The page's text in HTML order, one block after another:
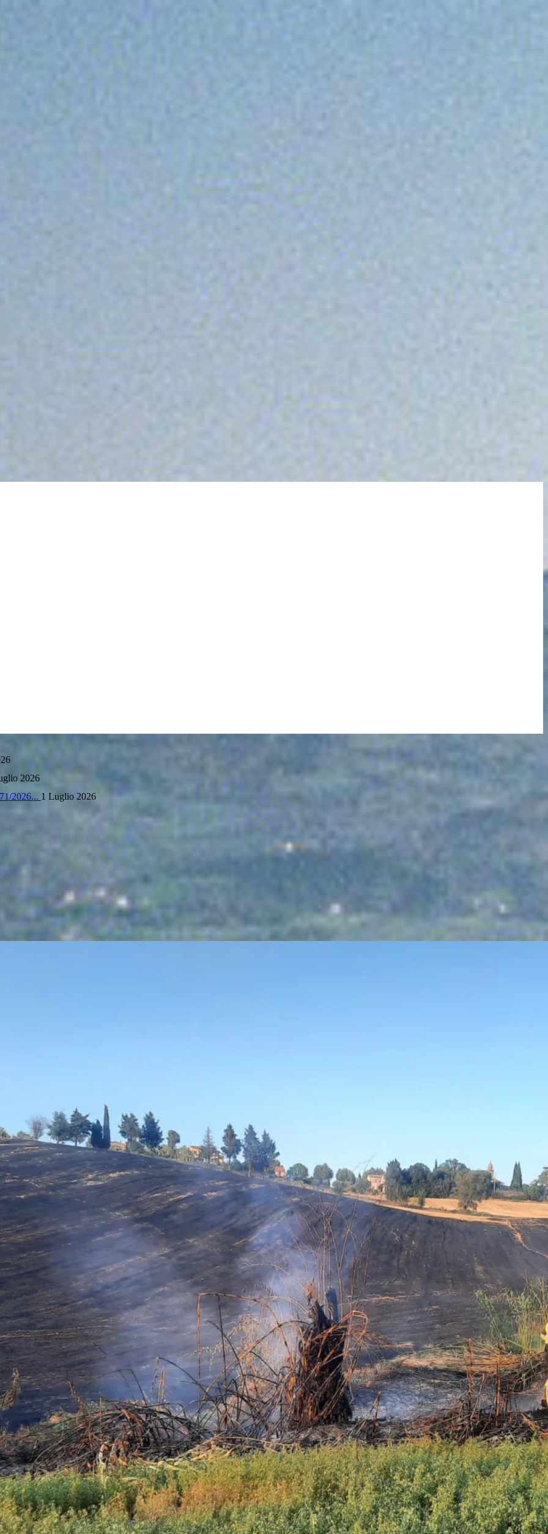
del VOLONTARIATO.
2026
2026...
29 Giugno 2026
2026...
29 Giugno 2026